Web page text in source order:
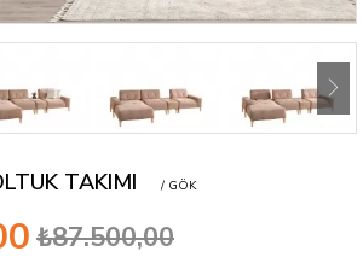
TAKIMI / GÖK
₺87.500,00